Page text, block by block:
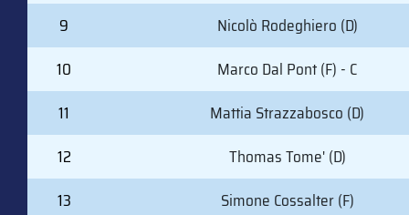
9
Nicolò Rodeghiero (D)
10
Marco Dal Pont (F) - C
11
Mattia Strazzabosco (D)
12
Thomas Tome' (D)
13
Simone Cossalter (F)